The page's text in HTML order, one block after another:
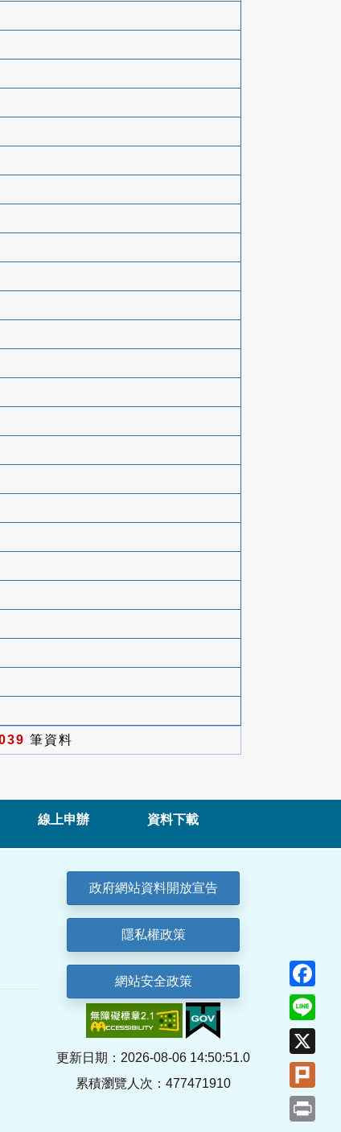
筆資料
線上申辦 資料下載
政府網站資料開放宣告
隱私權政策
網站安全政策
更新日期：2026-08-06 14:50:51.0
累積瀏覽人次：477471910